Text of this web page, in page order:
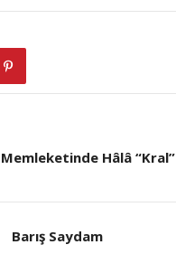
Memleketinde Hâlâ “Kral”
Barış Saydam